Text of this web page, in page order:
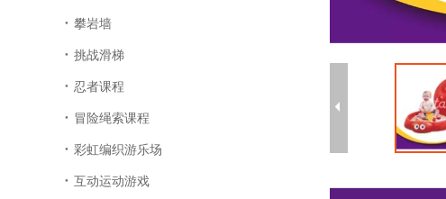
攀岩墙
挑战滑梯
忍者课程
冒险绳索课程
彩虹编织游乐场
互动运动游戏